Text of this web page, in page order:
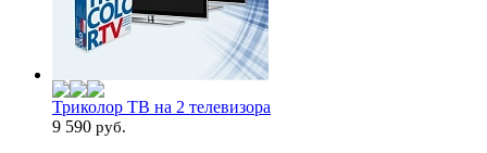
Триколор ТВ на 2 телевизора
9 590 руб.